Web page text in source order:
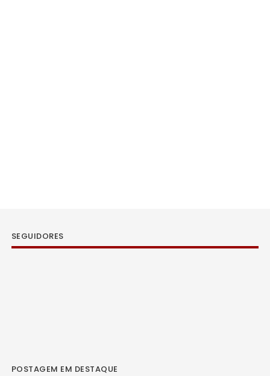
SEGUIDORES
POSTAGEM EM DESTAQUE